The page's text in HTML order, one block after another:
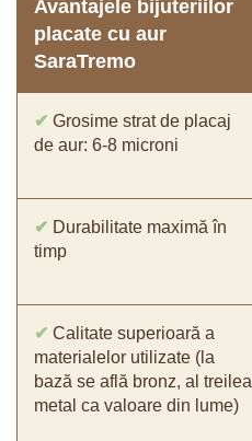
Avantajele bijuteriilor
placate cu aur
SaraTremo
✔ Grosime strat de placaj
de aur: 6-8 microni
✔ Durabilitate maximă în
timp
✔ Calitate superioară a
materialelor utilizate (la
bază se află bronz, al treilea
metal ca valoare din lume)